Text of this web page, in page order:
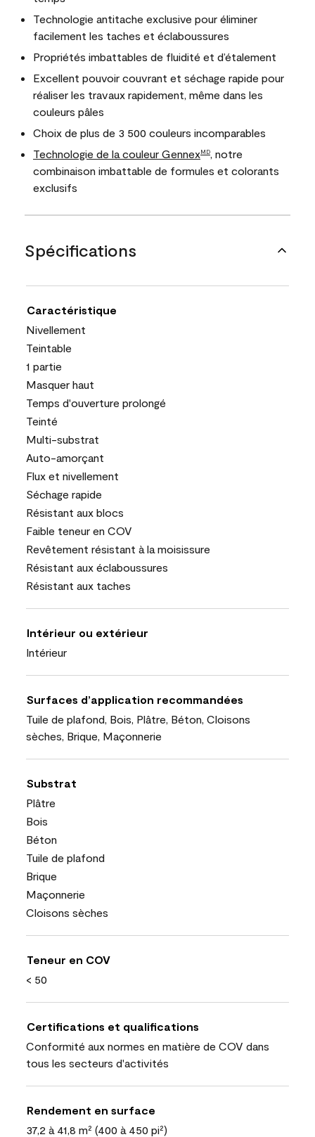
Technologie antitache exclusive pour éliminer
facilement les taches et éclaboussures
Propriétés imbattables de fluidité et d’étalement
Excellent pouvoir couvrant et séchage rapide pour
réaliser les travaux rapidement, même dans les
couleurs pâles
Choix de plus de 3 500 couleurs incomparables
Technologie de la couleur GennexMD
, notre
combinaison imbattable de formules et colorants
exclusifs
Spécifications
Caractéristique
Nivellement
Teintable
1 partie
Masquer haut
Temps d'ouverture prolongé
Teinté
Multi-substrat
Auto-amorçant
Flux et nivellement
Séchage rapide
Résistant aux blocs
Faible teneur en COV
Revêtement résistant à la moisissure
Résistant aux éclaboussures
Résistant aux taches
Intérieur ou extérieur
Intérieur
Surfaces d’application recommandées
Tuile de plafond, Bois, Plâtre, Béton, Cloisons
sèches, Brique, Maçonnerie
Substrat
Plâtre
Bois
Béton
Tuile de plafond
Brique
Maçonnerie
Cloisons sèches
Teneur en COV
< 50
Certifications et qualifications
Conformité aux normes en matière de COV dans
tous les secteurs d'activités
Rendement en surface
37,2 à 41,8 m² (400 à 450 pi²)